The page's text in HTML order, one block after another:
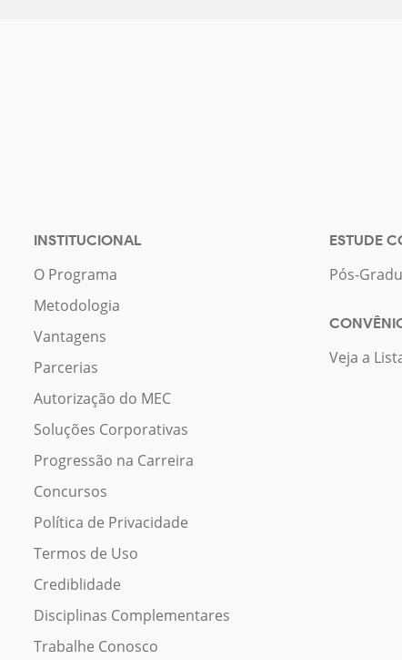
INSTITUCIONAL
O Programa
Metodologia
Vantagens
Parcerias
Autorização do MEC
Soluções Corporativas
Progressão na Carreira
Concursos
Política de Privacidade
Termos de Uso
Crediblidade
Disciplinas Complementares
Trabalhe Conosco
ESTUDE
Pós-
Veja a